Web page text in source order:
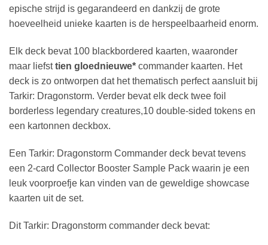
epische strijd is gegarandeerd en dankzij de grote
hoeveelheid unieke kaarten is de herspeelbaarheid enorm.
Elk deck bevat 100 blackbordered kaarten, waaronder
maar liefsttien gloednieuwe* commander kaarten. Het
deck is zo ontworpen dat het thematisch perfect aansluit bij
Tarkir: Dragonstorm. Verder bevat elk deck twee foil
borderless legendary creatures,10 double-sided tokens en
een kartonnen deckbox.
Een Tarkir: Dragonstorm Commander deck bevat tevens
een 2-card Collector Booster Sample Pack waarin je een
leuk voorproefje kan vinden van de geweldige showcase
kaarten uit de set.
Dit Tarkir: Dragonstorm commander deck bevat: